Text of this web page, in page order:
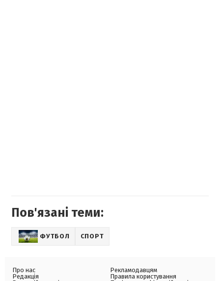
Пов'язані теми:
ФУТБОЛ СПОРТ
Про нас
Редакція
Рекламодавцям
Правила користування